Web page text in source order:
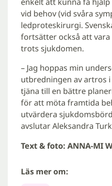
vid behov (vid svåra
ledproteskirurgi.
fortsätter också att
trots sjukdomen.
– Jag hoppas min
utbredningen av artros
tjäna till en bättre
för att möta framtida
utvärdera
avslutar Aleksandra
Text & foto: ANNA-MI
Läs mer om: